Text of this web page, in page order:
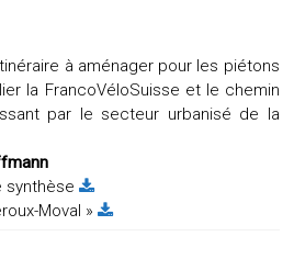
à aménager pour les piétons
la FrancoVéloSuisse et le chemin
par le secteur urbanisé de la
synthèse
Moval »